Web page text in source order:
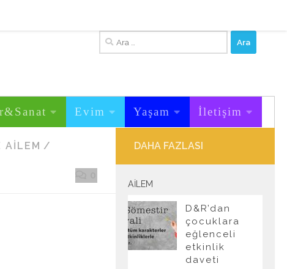
Arama:
Evim Yaşam İletişim
AILEM /
DAHA FAZLASI
AILEM
D&R’dan
çocuklara
eğlenceli
etkinlik
daveti